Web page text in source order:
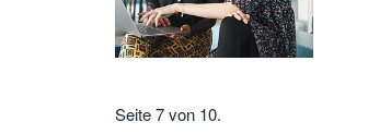
Seite 7 von 10.